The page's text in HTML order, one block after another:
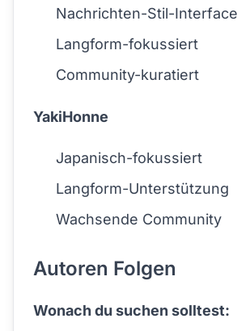
Nachrichten-Stil-Interface
Langform-fokussiert
Community-kuratiert
YakiHonne
Japanisch-fokussiert
Langform-Unterstützung
Wachsende Community
Autoren Folgen
Wonach du suchen solltest: